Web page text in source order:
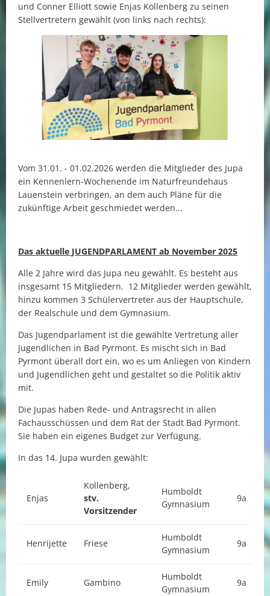
und Conner Elliott sowie Enjas Kollenberg zu seinen
Stellvertretern gewählt (von links nach rechts):
Vom 31.01. - 01.02.2026 werden die Mitglieder des Jupa
ein Kennenlern-Wochenende im Naturfreundehaus
Lauenstein verbringen, an dem auch Pläne für die
zukünftige Arbeit geschmiedet werden...
Das aktuelle JUGENDPARLAMENT ab November 2025
Alle 2 Jahre wird das Jupa neu gewählt. Es besteht aus
insgesamt 15 Mitgliedern. 12 Mitglieder werden gewählt,
hinzu kommen 3 Schülervertreter aus der Hauptschule,
der Realschule und dem Gymnasium.
Das Jugendparlament ist die gewählte Vertretung aller
Jugendlichen in Bad Pyrmont. Es mischt sich in Bad
Pyrmont überall dort ein, wo es um Anliegen von Kindern
und Jugendlichen geht und gestaltet so die Politik aktiv
mit.
Die Jupas haben Rede- und Antragsrecht in allen
Fachausschüssen und dem Rat der Stadt Bad Pyrmont.
Sie haben ein eigenes Budget zur Verfügung.
In das 14. Jupa wurden gewählt:
Enjas
Kollenberg,
stv.
Vorsitzender
Humboldt
Gymnasium
9a
Henrijette Friese
Humboldt
Gymnasium
9a
Emily Gambino
Humboldt
Gymnasium
9a